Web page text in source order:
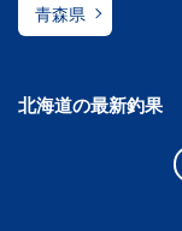
青森県
北海道の最新釣果